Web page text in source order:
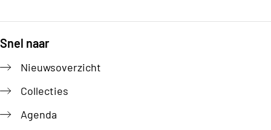
Snel naar
Nieuwsoverzicht
Collecties
Agenda